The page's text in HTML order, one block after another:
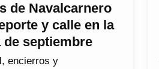
de Navalcarnero
y calle en la
septiembre
encierros y